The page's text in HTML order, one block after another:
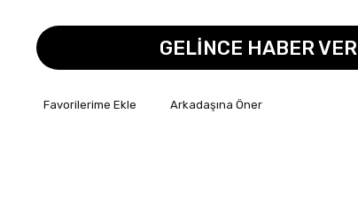
GELİNCE HABER VER
Arkadaşına Öner